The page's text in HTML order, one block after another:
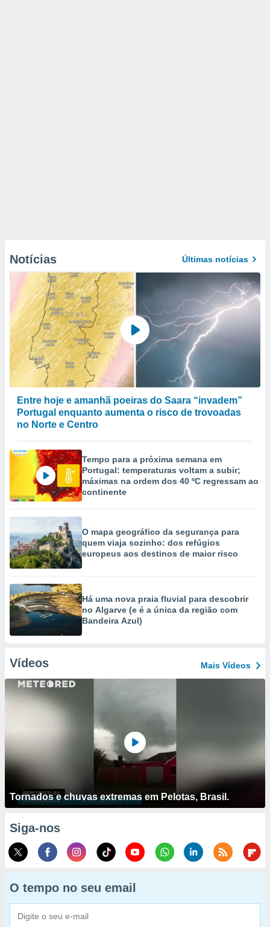
Notícias Últimas notícias
Entre hoje e amanhã poeiras do Saara “invadem”
Portugal enquanto aumenta o risco de trovoadas
no Norte e Centro
Tempo para a próxima semana em
Portugal: temperaturas voltam a subir;
máximas na ordem dos 40 ºC regressam ao
continente
O mapa geográfico da segurança para
quem viaja sozinho: dos refúgios
europeus aos destinos de maior risco
Há uma nova praia fluvial para descobrir
no Algarve (e é a única da região com
Bandeira Azul)
Vídeos Mais Vídeos
Tornados e chuvas extremas em Pelotas, Brasil.
Siga-nos
O tempo no seu email